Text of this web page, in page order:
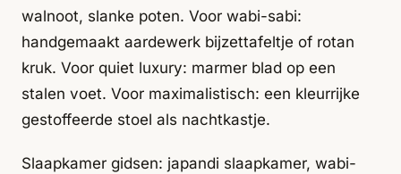
walnoot, slanke poten. Voor wabi-sabi:
handgemaakt aardewerk bijzettafeltje of rotan
kruk. Voor quiet luxury: marmer blad op een
stalen voet. Voor maximalistisch: een kleurrijke
gestoffeerde stoel als nachtkastje.
Slaapkamer gidsen: japandi slaapkamer, wabi-